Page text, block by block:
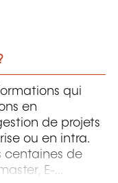
qui
en
de projets
ou en intra.
centaines de
E-